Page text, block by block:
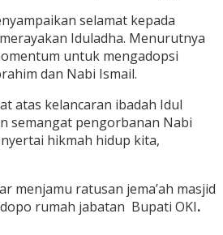
selamat kepada
Iduladha. Menurutnya
untuk mengadopsi
dan Nabi Ismail.
atas kelancaran ibadah Idul
semangat pengorbanan Nabi
hikmah hidup kita,
menjamu ratusan jema’ah masjid
rumah jabatan Bupati OKI.